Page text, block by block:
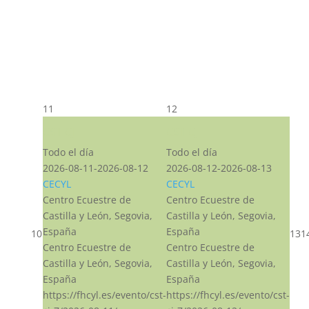
10
11
Todo el día
2026-08-11-2026-08-12
CECYL
Centro Ecuestre de
Castilla y León, Segovia,
España
Centro Ecuestre de
Castilla y León, Segovia,
España
https://fhcyl.es/evento/cst-
12
Todo el día
2026-08-12-2026-08-13
CECYL
Centro Ecuestre de
Castilla y León, Segovia,
España
Centro Ecuestre de
Castilla y León, Segovia,
España
https://fhcyl.es/evento/cst-
13